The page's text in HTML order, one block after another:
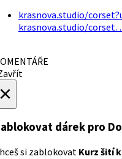
krasnova.studio/
krasnova.studio/
dárek pro
si zablokovat Kurz šití